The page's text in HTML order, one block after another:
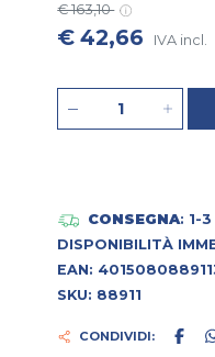
€ 163,10
€ 42,66 IVA incl.
CONSEGNA: 1-3
DISPONIBILITÀ
EAN:
SKU: 88911
CONDIVIDI: